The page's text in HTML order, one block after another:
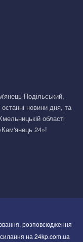
Подільський,
новини дня, та
області
24»!
розповсюдження
на 24kp.com.ua